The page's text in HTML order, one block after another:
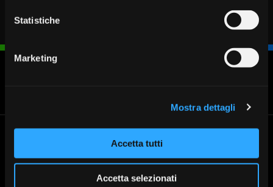
Statistiche
Marketing
Mostra dettagli
Accetta tutti
Accetta selezionati
Sede legale: Vestone (Bs)
Direzione Generale: Brescia via
Cerca la filiale di Banca
Valsabbina più vicina a te: